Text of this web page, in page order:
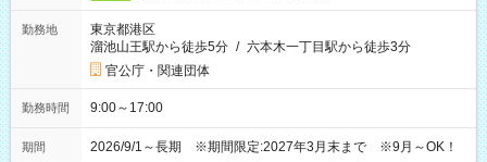
勤務地
東京都港区
溜池山王駅から徒歩5分 / 六本木一丁目駅から徒歩3分
官公庁・関連団体
勤務時間 9:00～17:00
期間 2026/9/1～長期 ※期間限定:2027年3月末まで ※9月～OK！